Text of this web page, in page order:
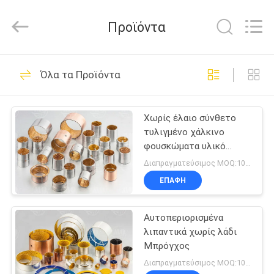
ΣΠΊΤΙ
ΠΡΟΪΌΝΤΑ
ΠΕΡΊΠΟΥ
ΕΜΕΊΣ
ΓΎΡΟΣ
ΕΡΓΟΣΤΑΣΊΩΝ
ΠΟΙΟΤΙΚΌΣ
Reserved.
Ρόλος επένδυσης
φρένων
42
Επένδυση ρόλων
φρένων
23
Προϊόντα
Όλα τα Προϊόντα
Χωρίς έλαιο σύνθετο
τυλιγμένο χάλκινο
φουσκώματα υλικό
φουσκώματος γραφίτη
υψηλής ποιότητας
Διαπραγματεύσιμος MOQ:100 PC
ΕΠΑΦΉ
Αυτοπεριορισμένα
λιπαντικά χωρίς λάδι
Μπρόγχος